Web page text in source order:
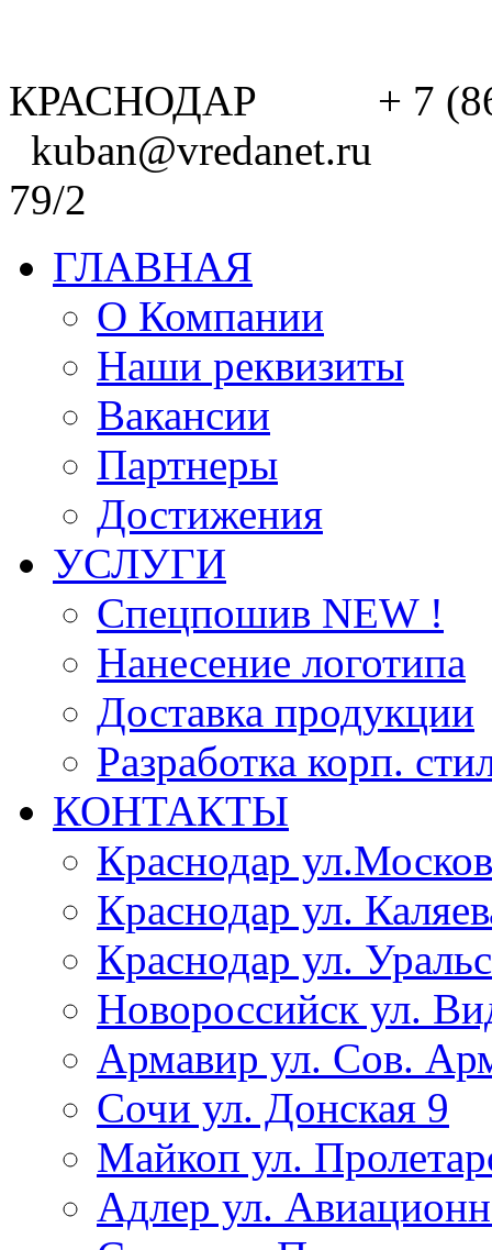
КРАСНОДАР + 7
kuban@vredanet.ru г.
79/2
ГЛАВНАЯ
О Компании
Наши реквизиты
Вакансии
Партнеры
Достижения
УСЛУГИ
Спецпошив NEW !
Нанесение логотипа
Доставка продукции
Разработка корп.
КОНТАКТЫ
Краснодар
Краснодар ул.
Краснодар ул.
Новороссийск ул.
Армавир ул. Сов.
Сочи ул. Донская 9
Майкоп ул.
Адлер ул.